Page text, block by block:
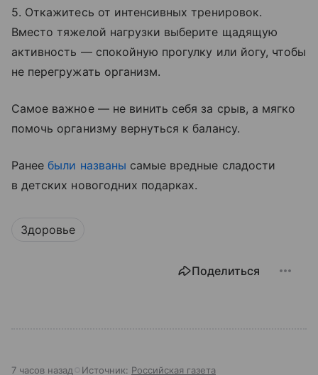
5. Откажитесь от интенсивных тренировок.
Вместо тяжелой нагрузки выберите щадящую
активность — спокойную прогулку или йогу, чтобы
не перегружать организм.
Самое важное — не винить себя за срыв, а мягко
помочь организму вернуться к балансу.
Ранеебыли названы самые вредные сладости
в детских новогодних подарках.
Здоровье
Поделиться
7 часов назад Источник: Российская газета